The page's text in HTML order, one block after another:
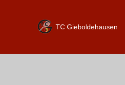
TC Gieboldehausen